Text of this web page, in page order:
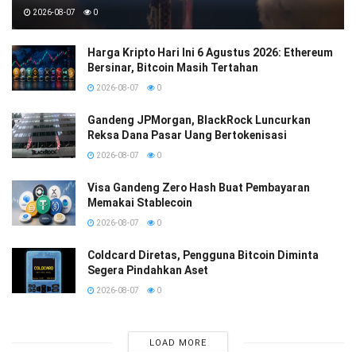
2026-08-07 0
Harga Kripto Hari Ini 6 Agustus 2026: Ethereum
Bersinar, Bitcoin Masih Tertahan
2026-08-07 0
Gandeng JPMorgan, BlackRock Luncurkan
Reksa Dana Pasar Uang Bertokenisasi
2026-08-07 0
Visa Gandeng Zero Hash Buat Pembayaran
Memakai Stablecoin
2026-08-07 0
Coldcard Diretas, Pengguna Bitcoin Diminta
Segera Pindahkan Aset
2026-08-07 0
LOAD MORE